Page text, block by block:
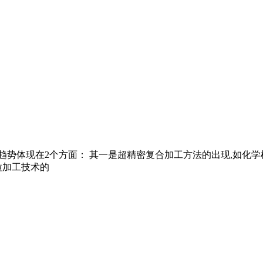
体现在2个方面： 其一是超精密复合加工方法的出现,如化
工技术的